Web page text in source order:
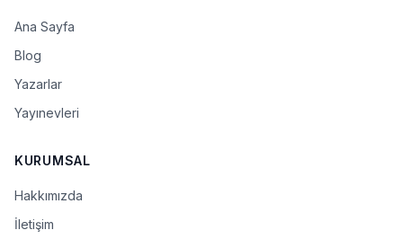
Ana Sayfa
Blog
Yazarlar
Yayınevleri
KURUMSAL
Hakkımızda
İletişim